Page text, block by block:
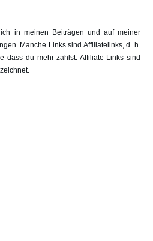
in meinen Beiträgen und auf meiner
Manche Links sind Affiliatelinks, d. h.
dass du mehr zahlst. Affiliate-Links sind